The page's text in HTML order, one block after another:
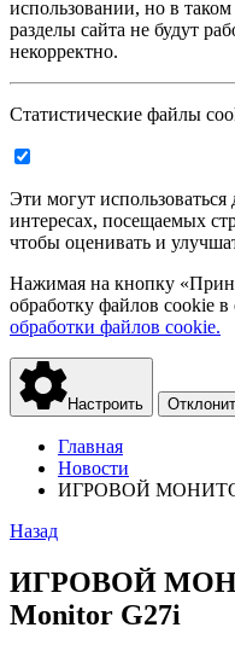
использовании, но в
разделы сайта не будут
некорректно.
Статистические файлы
Эти могут
интересах, посещаемых
чтобы оценивать и
Нажимая на кнопку
обработку файлов cookie в
обработки файлов cookie.
Настроить
Главная
Новости
ИГРОВОЙ МОНИТОР
Назад
ИГРОВОЙ
Monitor G27i